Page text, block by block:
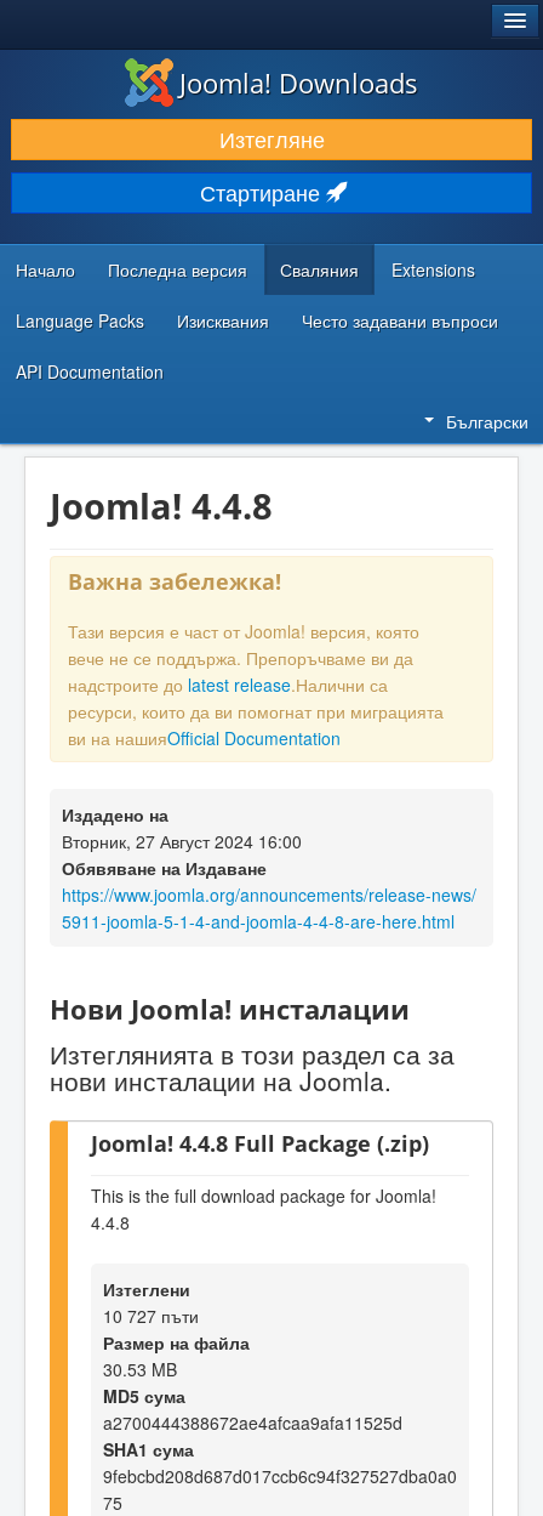
ИЗТЕГЛЯНЕ & РАЗШИРЯВАНЕ
ОТКРИВАЙТЕ & УЧЕТЕ
ОБЩНОСТ & ПОДДРЪЖКА
РЕСУРСИ ЗА РАЗРАБОТКА
Joomla! Downloads
Изтегляне
Стартиране
Начало Последна версия Сваляния Extensions
Language Packs Изисквания Често задавани въпроси
API Documentation
Български
Joomla! 4.4.8
Важна забележка!
Тази версия е част от Joomla! версия, която
вече не се поддържа. Препоръчваме ви да
надстроите до latest release.Налични са
ресурси, които да ви помогнат при миграцията
ви на нашияOfficial Documentation
Издадено на
Вторник, 27 Август 2024 16:00
Обявяване на Издаване
https://www.joomla.org/announcements/release-news/
5911-joomla-5-1-4-and-joomla-4-4-8-are-here.html
Нови Joomla! инсталации
Изтеглянията в този раздел са за
нови инсталации на Joomla.
Joomla! 4.4.8 Full Package (.zip)
This is the full download package for Joomla!
4.4.8
Изтеглени
10 727 пъти
Размер на файла
30.53 MB
MD5 сума
a2700444388672ae4afcaa9afa11525d
SHA1 сума
9febcbd208d687d017ccb6c94f327527dba0a0
75